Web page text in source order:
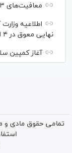
معافیت‌های ۳ و ۴ فرزندی تا ۲ سال دیگر تمدید شد
اطلاعیه
نهایی معوق در ۴ استان جنوبی کشور
آغاز کمپین
تمامی حقوق مادی و